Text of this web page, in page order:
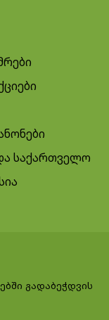
საქართველო
გადაბეჭდვის